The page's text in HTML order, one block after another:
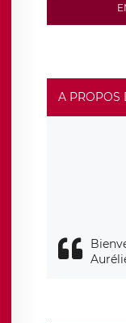
basé en
limitation du
données. Vous
de traitement
Sédar
le droit
A PROPOS